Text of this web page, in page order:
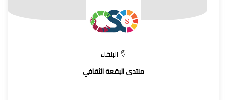
البلقاء
منتدى البقعة الثقافي